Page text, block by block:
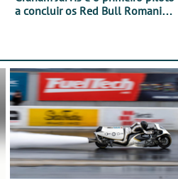
a concluir os Red Bull Romaniacs